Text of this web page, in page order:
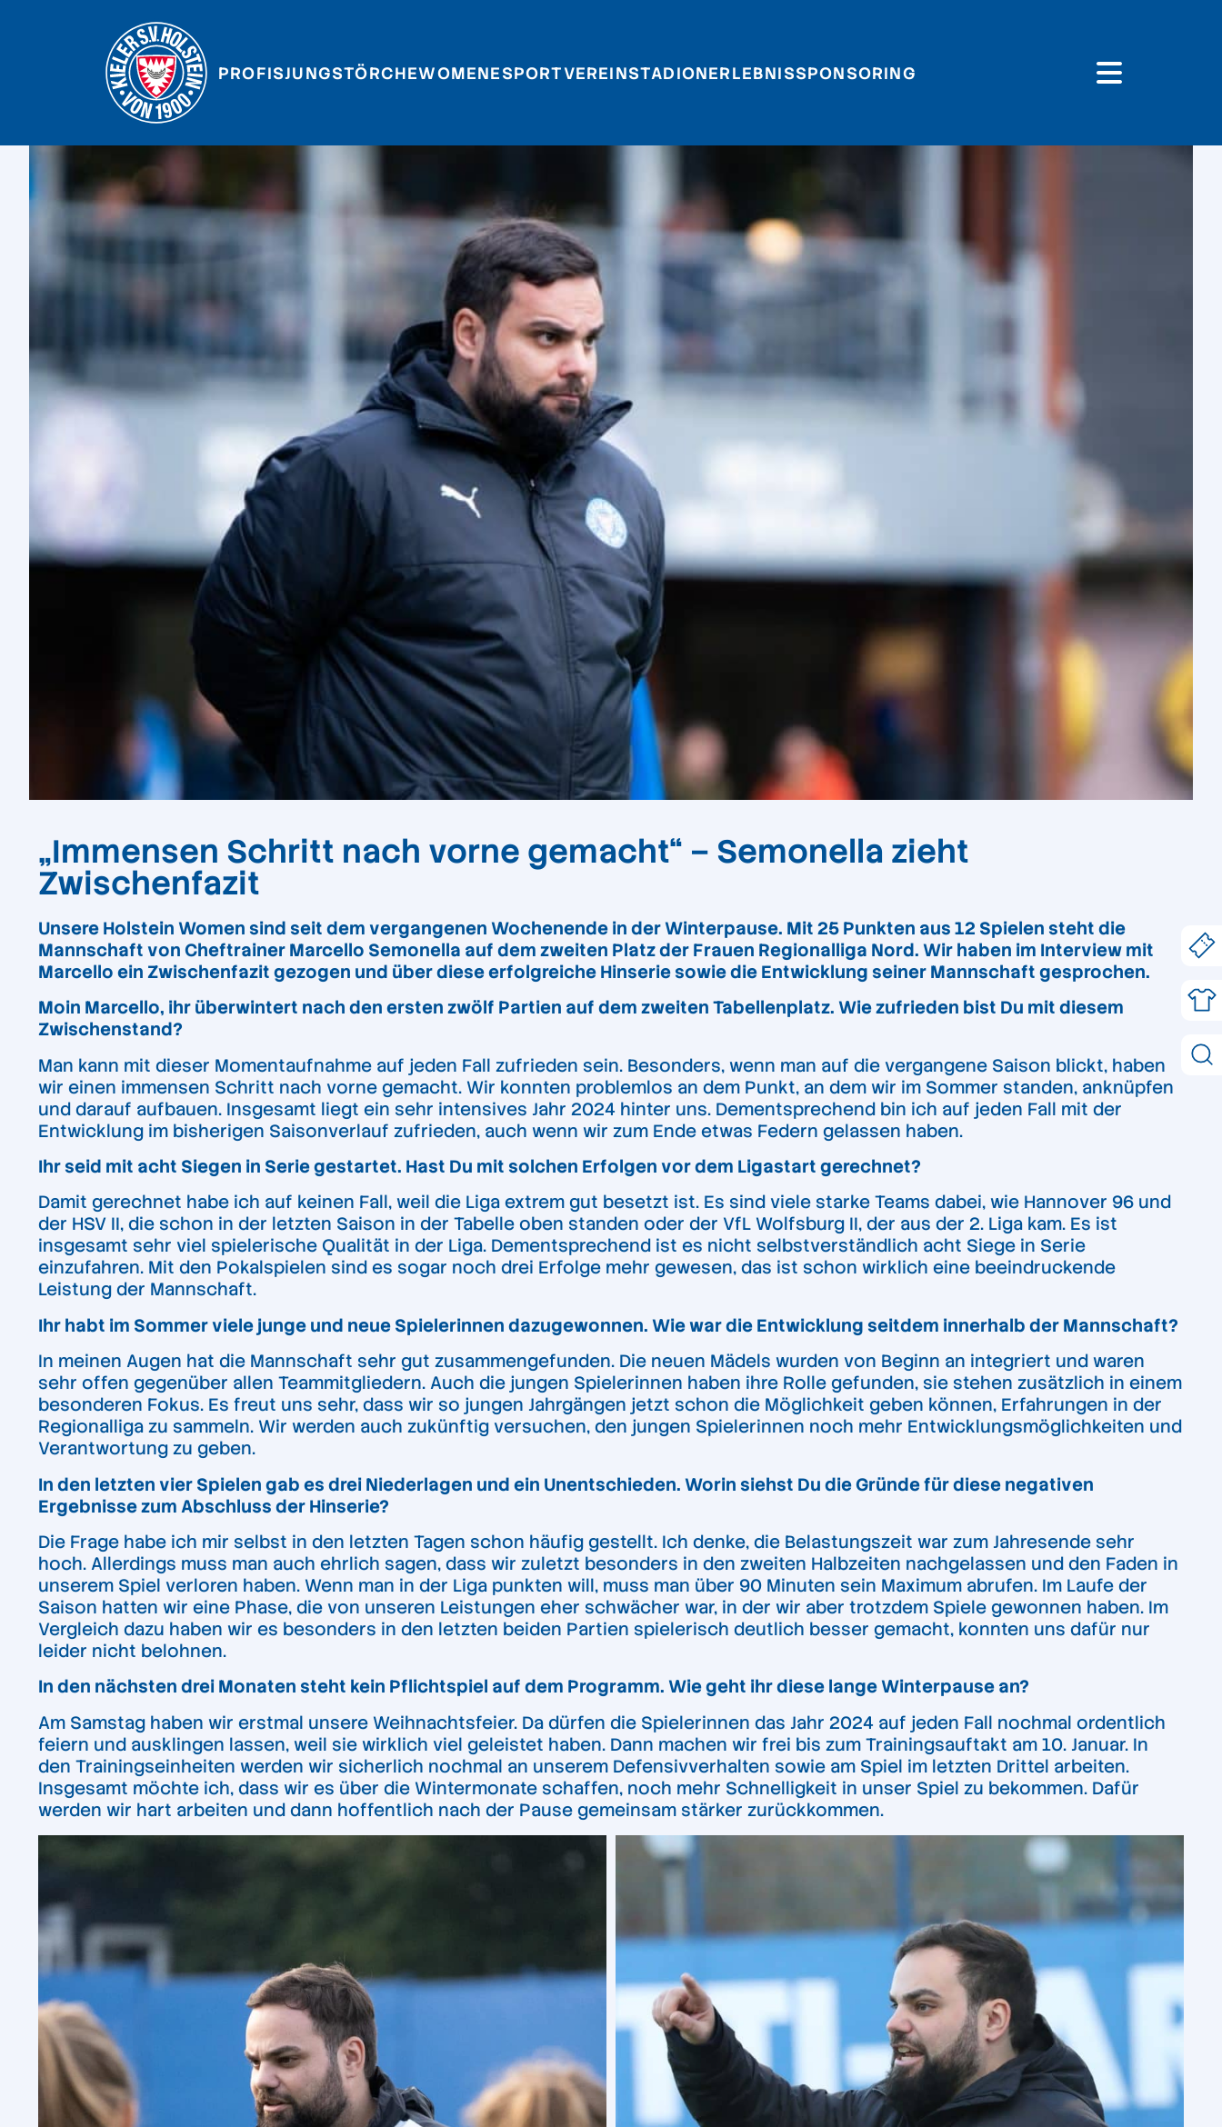
PROFISJUNGSTÖRCHEWOMENESPORTVEREINSTADIONERLEBNISSPONSORING
„Immensen Schritt nach vorne gemacht“ – Semonella zieht
Zwischenfazit
Unsere Holstein Women sind seit dem vergangenen Wochenende in der Winterpause. Mit 25 Punkten aus 12 Spielen steht die
Mannschaft von Cheftrainer Marcello Semonella auf dem zweiten Platz der Frauen Regionalliga Nord. Wir haben im Interview mit
Marcello ein Zwischenfazit gezogen und über diese erfolgreiche Hinserie sowie die Entwicklung seiner Mannschaft gesprochen.
Moin Marcello, ihr überwintert nach den ersten zwölf Partien auf dem zweiten Tabellenplatz. Wie zufrieden bist Du mit diesem
Zwischenstand?
Man kann mit dieser Momentaufnahme auf jeden Fall zufrieden sein. Besonders, wenn man auf die vergangene Saison blickt, haben
wir einen immensen Schritt nach vorne gemacht. Wir konnten problemlos an dem Punkt, an dem wir im Sommer standen, anknüpfen
und darauf aufbauen. Insgesamt liegt ein sehr intensives Jahr 2024 hinter uns. Dementsprechend bin ich auf jeden Fall mit der
Entwicklung im bisherigen Saisonverlauf zufrieden, auch wenn wir zum Ende etwas Federn gelassen haben.
Ihr seid mit acht Siegen in Serie gestartet. Hast Du mit solchen Erfolgen vor dem Ligastart gerechnet?
Damit gerechnet habe ich auf keinen Fall, weil die Liga extrem gut besetzt ist. Es sind viele starke Teams dabei, wie Hannover 96 und
der HSV II, die schon in der letzten Saison in der Tabelle oben standen oder der VfL Wolfsburg II, der aus der 2. Liga kam. Es ist
insgesamt sehr viel spielerische Qualität in der Liga. Dementsprechend ist es nicht selbstverständlich acht Siege in Serie
einzufahren. Mit den Pokalspielen sind es sogar noch drei Erfolge mehr gewesen, das ist schon wirklich eine beeindruckende
Leistung der Mannschaft.
Ihr habt im Sommer viele junge und neue Spielerinnen dazugewonnen. Wie war die Entwicklung seitdem innerhalb der Mannschaft?
In meinen Augen hat die Mannschaft sehr gut zusammengefunden. Die neuen Mädels wurden von Beginn an integriert und waren
sehr offen gegenüber allen Teammitgliedern. Auch die jungen Spielerinnen haben ihre Rolle gefunden, sie stehen zusätzlich in einem
besonderen Fokus. Es freut uns sehr, dass wir so jungen Jahrgängen jetzt schon die Möglichkeit geben können, Erfahrungen in der
Regionalliga zu sammeln. Wir werden auch zukünftig versuchen, den jungen Spielerinnen noch mehr Entwicklungsmöglichkeiten und
Verantwortung zu geben.
In den letzten vier Spielen gab es drei Niederlagen und ein Unentschieden. Worin siehst Du die Gründe für diese negativen
Ergebnisse zum Abschluss der Hinserie?
Die Frage habe ich mir selbst in den letzten Tagen schon häufig gestellt. Ich denke, die Belastungszeit war zum Jahresende sehr
hoch. Allerdings muss man auch ehrlich sagen, dass wir zuletzt besonders in den zweiten Halbzeiten nachgelassen und den Faden in
unserem Spiel verloren haben. Wenn man in der Liga punkten will, muss man über 90 Minuten sein Maximum abrufen. Im Laufe der
Saison hatten wir eine Phase, die von unseren Leistungen eher schwächer war, in der wir aber trotzdem Spiele gewonnen haben. Im
Vergleich dazu haben wir es besonders in den letzten beiden Partien spielerisch deutlich besser gemacht, konnten uns dafür nur
leider nicht belohnen.
In den nächsten drei Monaten steht kein Pflichtspiel auf dem Programm. Wie geht ihr diese lange Winterpause an?
Am Samstag haben wir erstmal unsere Weihnachtsfeier. Da dürfen die Spielerinnen das Jahr 2024 auf jeden Fall nochmal ordentlich
feiern und ausklingen lassen, weil sie wirklich viel geleistet haben. Dann machen wir frei bis zum Trainingsauftakt am 10. Januar. In
den Trainingseinheiten werden wir sicherlich nochmal an unserem Defensivverhalten sowie am Spiel im letzten Drittel arbeiten.
Insgesamt möchte ich, dass wir es über die Wintermonate schaffen, noch mehr Schnelligkeit in unser Spiel zu bekommen. Dafür
werden wir hart arbeiten und dann hoffentlich nach der Pause gemeinsam stärker zurückkommen.